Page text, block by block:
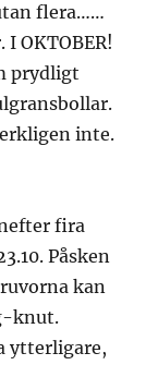
flera……
OKTOBER!
prydligt
inte.
fira
Påsken
kan
knut.
ytterligare,